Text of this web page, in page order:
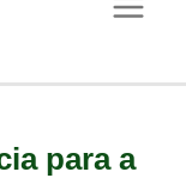
para a